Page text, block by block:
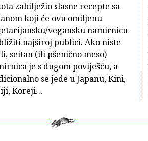
zabilježio slasne recepte sa
koji će ovu omiljenu
vegansku namirnicu
najširoj publici. Ako niste
seitan (ili pšenično meso)
je s dugom poviješću, a
se jede u Japanu, Kini,
Koreji…